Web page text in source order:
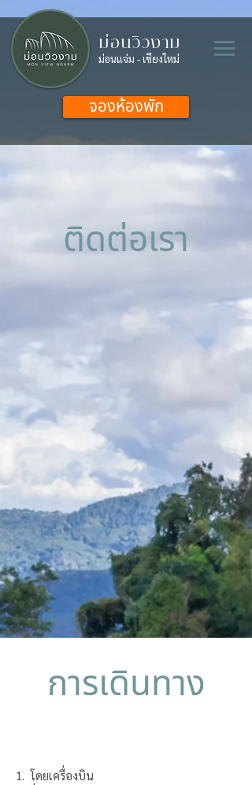
ม่อนวิวงาม
ม่อนแจ่ม - เชียงใหม่
จองห้องพัก
ติดต่อเรา
การเดินทาง
1. โดยเครื่องบิน